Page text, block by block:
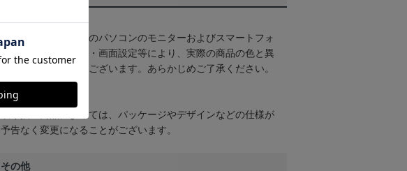
【カラーについて】
商品画像は、お使いのパソコンのモニターおよびスマートフォ
ンのメーカー・機種・画面設定等により、実際の商品の色と異
なって見える場合がございます。あらかじめご了承ください。
【仕様について】
取り扱い商品によっては、パッケージやデザインなどの仕様が
予告なく変更になることがございます。
その他